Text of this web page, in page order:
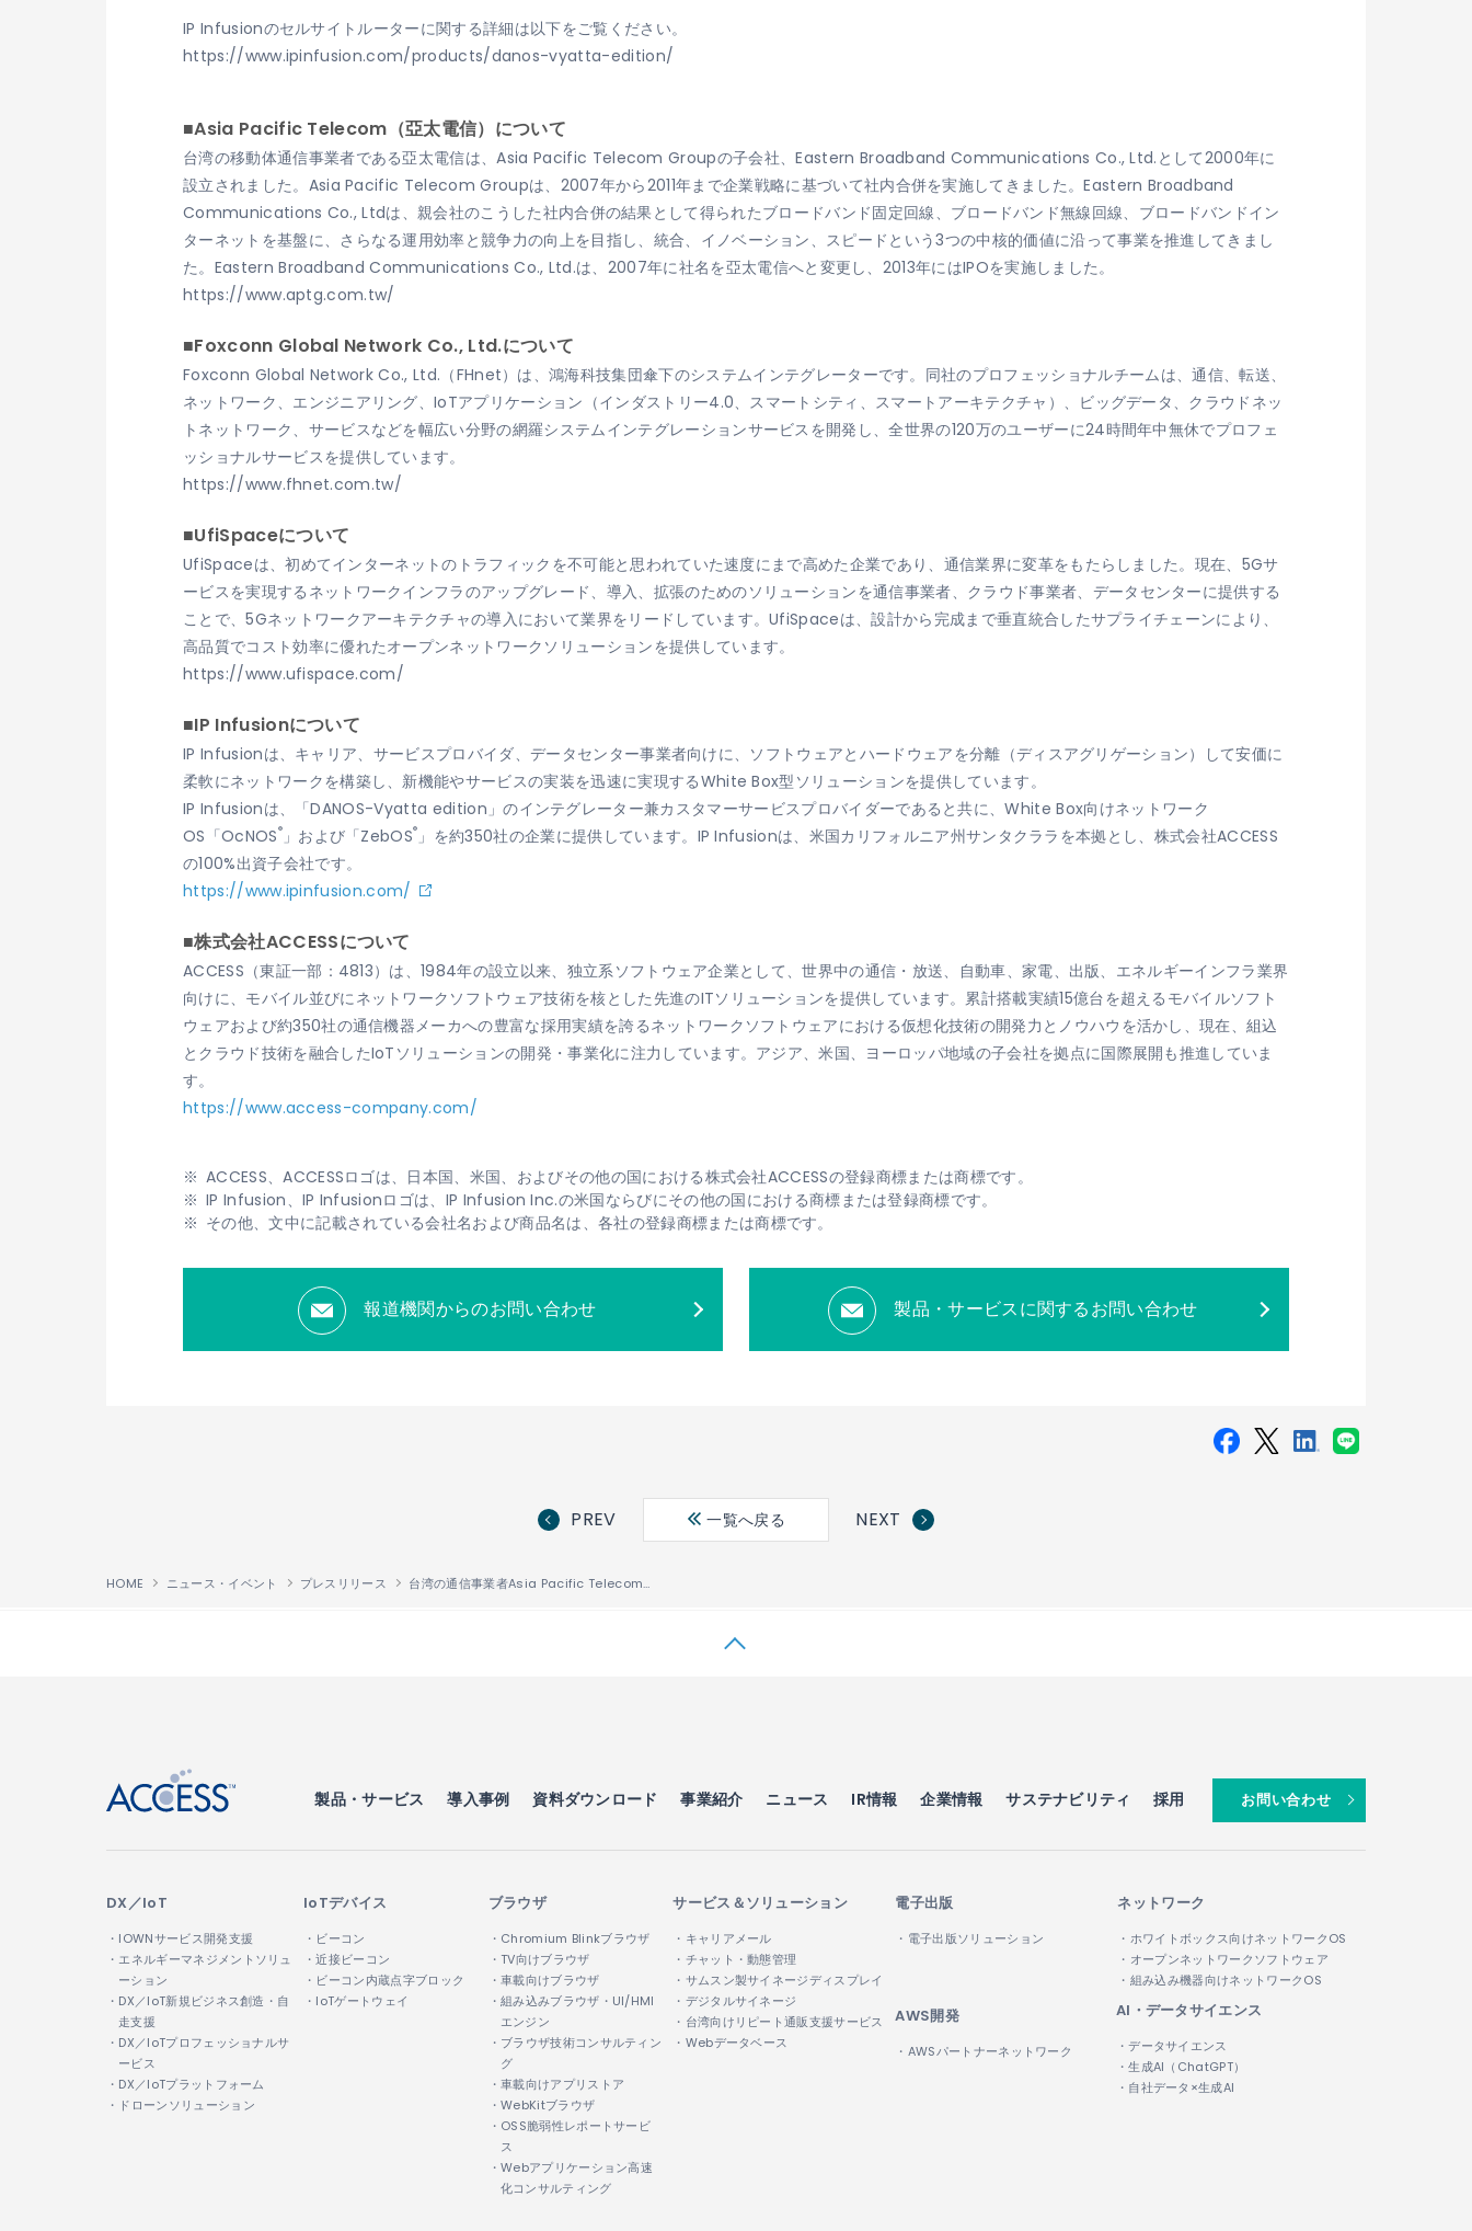
IP Infusionのセルサイトルーターに関する詳細は以下をご覧ください。
https://www.ipinfusion.com/products/danos-vyatta-edition/
■Asia Pacific Telecom（亞太電信）について
台湾の移動体通信事業者である亞太電信は、Asia Pacific Telecom Groupの子会社、Eastern Broadband Communications Co., Ltd.として2000年に
設立されました。Asia Pacific Telecom Groupは、2007年から2011年まで企業戦略に基づいて社内合併を実施してきました。Eastern Broadband
Communications Co., Ltdは、親会社のこうした社内合併の結果として得られたブロードバンド固定回線、ブロードバンド無線回線、ブロードバンドイン
ターネットを基盤に、さらなる運用効率と競争力の向上を目指し、統合、イノベーション、スピードという3つの中核的価値に沿って事業を推進してきまし
た。Eastern Broadband Communications Co., Ltd.は、2007年に社名を亞太電信へと変更し、2013年にはIPOを実施しました。
https://www.aptg.com.tw/
■Foxconn Global Network Co., Ltd.について
Foxconn Global Network Co., Ltd.（FHnet）は、鴻海科技集団傘下のシステムインテグレーターです。同社のプロフェッショナルチームは、通信、転送、
ネットワーク、エンジニアリング、IoTアプリケーション（インダストリー4.0、スマートシティ、スマートアーキテクチャ）、ビッグデータ、クラウドネッ
トネットワーク、サービスなどを幅広い分野の網羅システムインテグレーションサービスを開発し、全世界の120万のユーザーに24時間年中無休でプロフェ
ッショナルサービスを提供しています。
https://www.fhnet.com.tw/
■UfiSpaceについて
UfiSpaceは、初めてインターネットのトラフィックを不可能と思われていた速度にまで高めた企業であり、通信業界に変革をもたらしました。現在、5Gサ
ービスを実現するネットワークインフラのアップグレード、導入、拡張のためのソリューションを通信事業者、クラウド事業者、データセンターに提供する
ことで、5Gネットワークアーキテクチャの導入において業界をリードしています。UfiSpaceは、設計から完成まで垂直統合したサプライチェーンにより、
高品質でコスト効率に優れたオープンネットワークソリューションを提供しています。
https://www.ufispace.com/
■IP Infusionについて
IP Infusionは、キャリア、サービスプロバイダ、データセンター事業者向けに、ソフトウェアとハードウェアを分離（ディスアグリゲーション）して安価に
柔軟にネットワークを構築し、新機能やサービスの実装を迅速に実現するWhite Box型ソリューションを提供しています。
IP Infusionは、「DANOS-Vyatta edition」のインテグレーター兼カスタマーサービスプロバイダーであると共に、White Box向けネットワーク
OS「OcNOS®」および「ZebOS®」を約350社の企業に提供しています。IP Infusionは、米国カリフォルニア州サンタクララを本拠とし、株式会社ACCESS
の100%出資子会社です。
https://www.ipinfusion.com/
■株式会社ACCESSについて
ACCESS（東証一部：4813）は、1984年の設立以来、独立系ソフトウェア企業として、世界中の通信・放送、自動車、家電、出版、エネルギーインフラ業界
向けに、モバイル並びにネットワークソフトウェア技術を核とした先進のITソリューションを提供しています。累計搭載実績15億台を超えるモバイルソフト
ウェアおよび約350社の通信機器メーカへの豊富な採用実績を誇るネットワークソフトウェアにおける仮想化技術の開発力とノウハウを活かし、現在、組込
とクラウド技術を融合したIoTソリューションの開発・事業化に注力しています。アジア、米国、ヨーロッパ地域の子会社を拠点に国際展開も推進していま
す。
https://www.access-company.com/
ACCESS、ACCESSロゴは、日本国、米国、およびその他の国における株式会社ACCESSの登録商標または商標です。
IP Infusion、IP Infusionロゴは、IP Infusion Inc.の米国ならびにその他の国における商標または登録商標です。
その他、文中に記載されている会社名および商品名は、各社の登録商標または商標です。
報道機関からのお問い合わせ 製品・サービスに関するお問い合わせ
PREV 一覧へ戻る NEXT
HOME ニュース・イベント プレスリリース 台湾の通信事業者Asia Pacific Telecom（亞太電信)、5Gモバイルネットワークにおけるセルサイトルーターの導入でIP InfusionのWhite Boxソリューションを選定
製品・サービス 導入事例 資料ダウンロード 事業紹介 ニュース IR情報 企業情報 サステナビリティ 採用 お問い合わせ
DX／IoT
・IOWNサービス開発支援
・エネルギーマネジメントソリュ
ーション
・DX／IoT新規ビジネス創造・自
走支援
・DX／IoTプロフェッショナルサ
ービス
・DX／IoTプラットフォーム
・ドローンソリューション
IoTデバイス
・ビーコン
・近接ビーコン
・ビーコン内蔵点字ブロック
・IoTゲートウェイ
ブラウザ
・Chromium Blinkブラウザ
・TV向けブラウザ
・車載向けブラウザ
・組み込みブラウザ・UI/HMI
エンジン
・ブラウザ技術コンサルティン
グ
・車載向けアプリストア
・WebKitブラウザ
・OSS脆弱性レポートサービ
ス
・Webアプリケーション高速
化コンサルティング
サービス＆ソリューション
・キャリアメール
・チャット・動態管理
・サムスン製サイネージディスプレイ
・デジタルサイネージ
・台湾向けリピート通販支援サービス
・Webデータベース
電子出版
・電子出版ソリューション
ネットワーク
・ホワイトボックス向けネットワークOS
・オープンネットワークソフトウェア
・組み込み機器向けネットワークOS
AWS開発
・AWSパートナーネットワーク
AI・データサイエンス
・データサイエンス
・生成AI（ChatGPT）
・自社データ×生成AI